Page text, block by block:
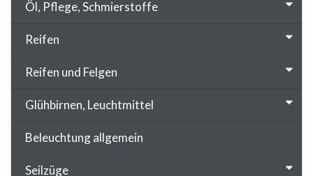
Öl, Pflege, Schmierstoffe
Reifen
Reifen und Felgen
Glühbirnen, Leuchtmittel
Beleuchtung allgemein
Seilzüge